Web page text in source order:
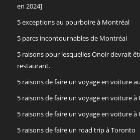
en 2024]
5 exceptions au pourboire à Montréal
5 parcs incontournables de Montréal
5 raisons pour lesquelles Onoir devrait
restaurant.
5 raisons de faire un voyage en voiture
5 raisons de faire un voyage en voiture à
5 raisons de faire un voyage en voiture à
5 raisons de faire un road trip à Toronto